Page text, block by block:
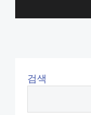
검색